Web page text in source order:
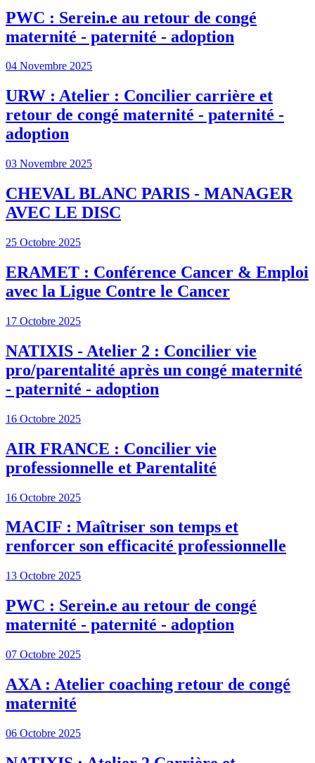
PWC : Serein.e au retour de congé
maternité - paternité - adoption
04 Novembre 2025
URW : Atelier : Concilier carrière et
retour de congé maternité - paternité -
adoption
03 Novembre 2025
CHEVAL BLANC PARIS - MANAGER
AVEC LE DISC
25 Octobre 2025
ERAMET : Conférence Cancer & Emploi
avec la Ligue Contre le Cancer
17 Octobre 2025
NATIXIS - Atelier 2 : Concilier vie
pro/parentalité après un congé maternité
- paternité - adoption
16 Octobre 2025
AIR FRANCE : Concilier vie
professionnelle et Parentalité
16 Octobre 2025
MACIF : Maîtriser son temps et
renforcer son efficacité professionnelle
13 Octobre 2025
PWC : Serein.e au retour de congé
maternité - paternité - adoption
07 Octobre 2025
AXA : Atelier coaching retour de congé
maternité
06 Octobre 2025